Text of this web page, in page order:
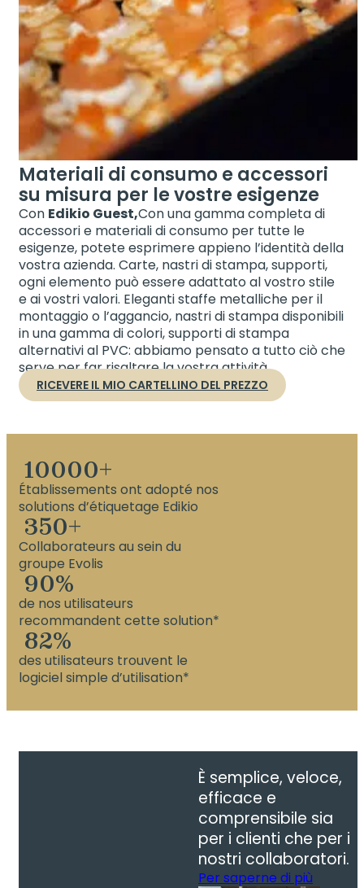
Materiali di consumo e accessori
su misura per le vostre esigenze
Con Edikio Guest,Con una gamma completa di
accessori e materiali di consumo per tutte le
esigenze, potete esprimere appieno l’identità della
vostra azienda. Carte, nastri di stampa, supporti,
ogni elemento può essere adattato al vostro stile
e ai vostri valori. Eleganti staffe metalliche per il
montaggio o l’aggancio, nastri di stampa disponibili
in una gamma di colori, supporti di stampa
alternativi al PVC: abbiamo pensato a tutto ciò che
serve per far risaltare la vostra attività.
RICEVERE IL MIO CARTELLINO DEL PREZZO
10000+
Établissements ont adopté nos
solutions d’étiquetage Edikio
350+
Collaborateurs au sein du
groupe Evolis
90%
de nos utilisateurs
recommandent cette solution*
82%
des utilisateurs trouvent le
logiciel simple d’utilisation*
È semplice, veloce,
efficace e
comprensibile sia
per i clienti che per i
nostri collaboratori.
Per saperne di più